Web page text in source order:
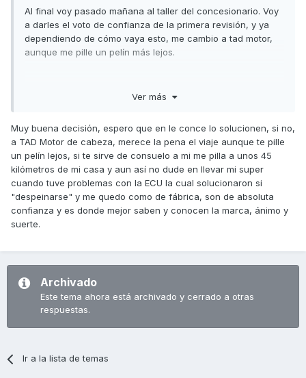
Al final voy pasado mañana al taller del concesionario. Voy
a darles el voto de confianza de la primera revisión, y ya
dependiendo de cómo vaya esto, me cambio a tad motor,
aunque me pille un pelín más lejos.
Ver más
Muy buena decisión, espero que en le conce lo solucionen, si no,
a TAD Motor de cabeza, merece la pena el viaje aunque te pille
un pelín lejos, si te sirve de consuelo a mi me pilla a unos 45
kilómetros de mi casa y aun así no dude en llevar mi super
cuando tuve problemas con la ECU la cual solucionaron si
"despeinarse" y me quedo como de fábrica, son de absoluta
confianza y es donde mejor saben y conocen la marca, ánimo y
suerte.
Archivado
Este tema ahora está archivado y cerrado a otras
respuestas.
Ir a la lista de temas